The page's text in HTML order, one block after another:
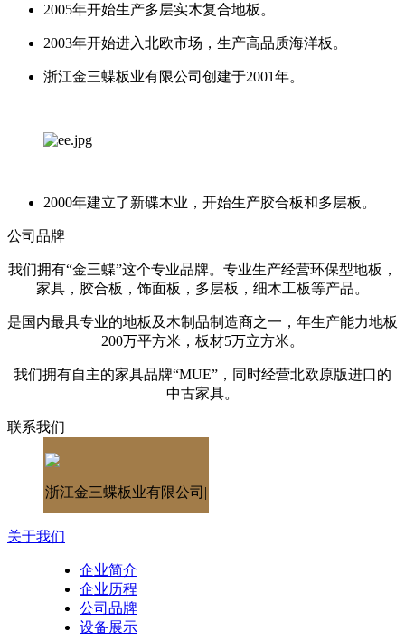
2005年开始生产多层实木复合地板。
2003年开始进入北欧市场，生产高品质海洋板。
浙江金三蝶板业有限公司创建于2001年。
2000年建立了新碟木业，开始生产胶合板和多层板。
公司品牌
我们拥有“金三蝶”这个专业品牌。专业生产经营环保型地板，
家具，胶合板，饰面板，多层板，细木工板等产品。
是国内最具专业的地板及木制品制造商之一，年生产能力地板
200万平方米，板材5万立方米。
我们拥有自主的家具品牌“MUE”，同时经营北欧原版进口的
中古家具。
联系我们
浙江金三蝶板业有限公司|
关于我们
企业简介
企业历程
公司品牌
设备展示